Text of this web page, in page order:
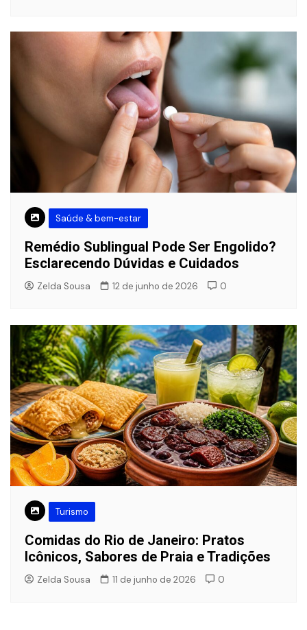
Saúde & bem-estar
Remédio Sublingual Pode Ser Engolido?
Esclarecendo Dúvidas e Cuidados
Zelda Sousa 12 de junho de 2026 0
Turismo
Comidas do Rio de Janeiro: Pratos
Icônicos, Sabores de Praia e Tradições
Zelda Sousa 11 de junho de 2026 0